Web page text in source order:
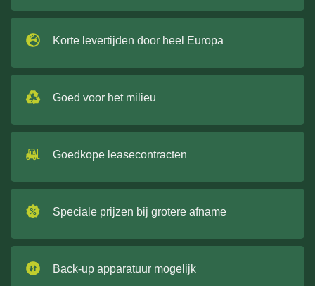
Korte levertijden door heel Europa
Goed voor het milieu
Goedkope leasecontracten
Speciale prijzen bij grotere afname
Back-up apparatuur mogelijk